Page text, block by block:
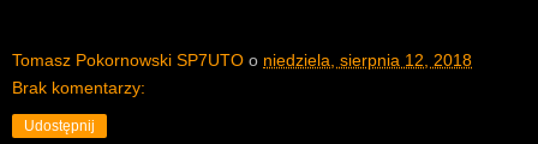
Tomasz Pokornowski SP7UTO o niedziela, sierpnia 12, 2018
Brak komentarzy:
Udostępnij